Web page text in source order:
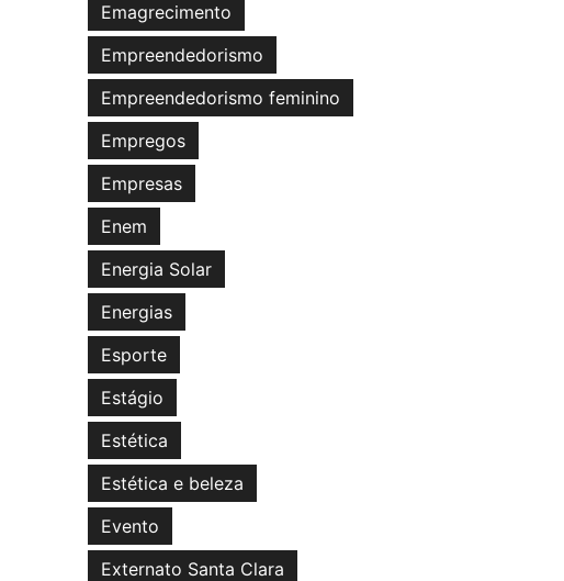
Emagrecimento
Empreendedorismo
Empreendedorismo feminino
Empregos
Empresas
Enem
Energia Solar
Energias
Esporte
Estágio
Estética
Estética e beleza
Evento
Externato Santa Clara